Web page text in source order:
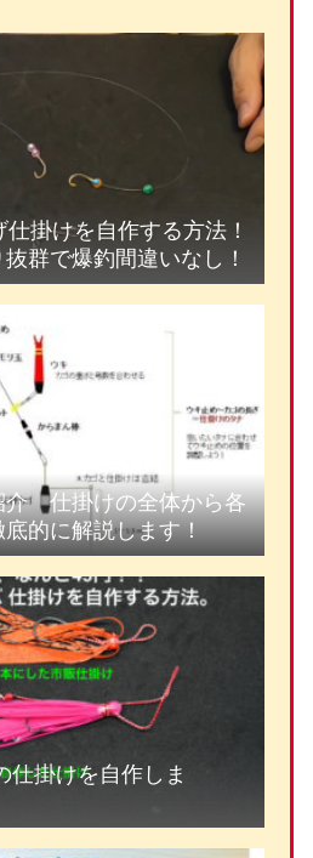
掛けを自作する方法！
群で爆釣間違いなし！
介 仕掛けの全体から各
的に解説します！
仕掛けを自作しま